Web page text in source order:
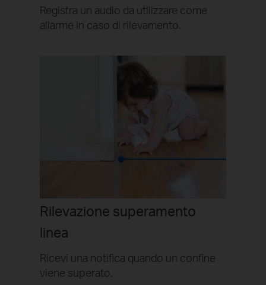
Registra un audio da utilizzare come
allarme in caso di rilevamento.
Rilevazione superamento
linea
Ricevi una notifica quando un confine
viene superato.